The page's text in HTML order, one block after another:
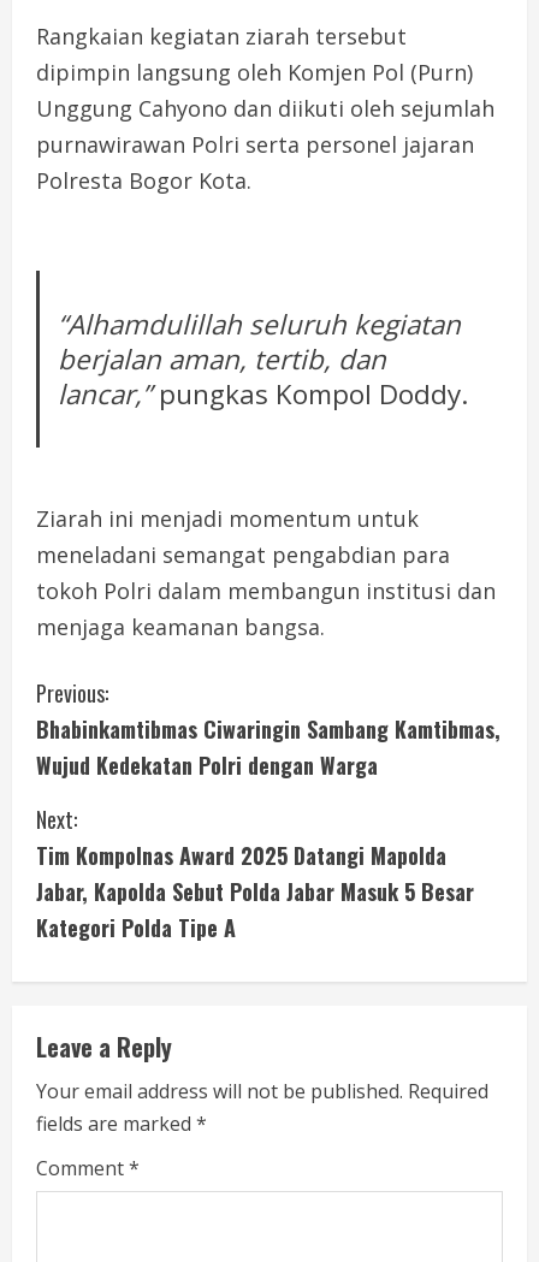
Rangkaian kegiatan ziarah tersebut
dipimpin langsung oleh Komjen Pol (Purn)
Unggung Cahyono dan diikuti oleh sejumlah
purnawirawan Polri serta personel jajaran
Polresta Bogor Kota.
“Alhamdulillah seluruh kegiatan
berjalan aman, tertib, dan
lancar,”pungkas Kompol Doddy.
Ziarah ini menjadi momentum untuk
meneladani semangat pengabdian para
tokoh Polri dalam membangun institusi dan
menjaga keamanan bangsa.
C
o
n
t
i
n
e
R
e
a
Previous:
Bhabinkamtibmas Ciwaringin Sambang Kamtibmas,
Wujud Kedekatan Polri dengan Warga
Next:
Tim Kompolnas Award 2025 Datangi Mapolda
Jabar, Kapolda Sebut Polda Jabar Masuk 5 Besar
Kategori Polda Tipe A
Leave a Reply
Your email address will not be published. Required
fields are marked *
Comment*